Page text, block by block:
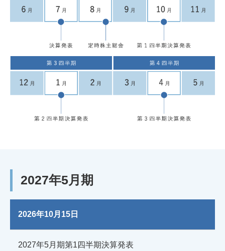
2027年5月期
2026年10月15日
2027年5月期第1四半期決算発表